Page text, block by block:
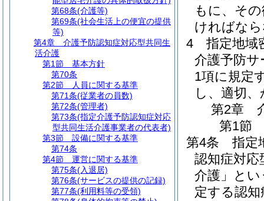
もに、そ
ければな
4
指定地域
介護予防
1項に規定
し、適切
第2章
第1節
第4条
指定
認知症対応
介護」とい
定する認
第68条(介護等)
第69条(社会生活上の便宜の提供
等)
第4章
介護予防認知症対応型共同生
活介護
第1節
基本方針
第70条
第2節
人員に関する基準
第71条(従業者の員数)
第72条(管理者)
第73条(指定介護予防認知症対応
型共同生活介護事業者の代表者)
第3節
設備に関する基準
第74条
第4節
運営に関する基準
第75条(入退居)
第76条(サービスの提供の記録)
第77条(利用料等の受領)